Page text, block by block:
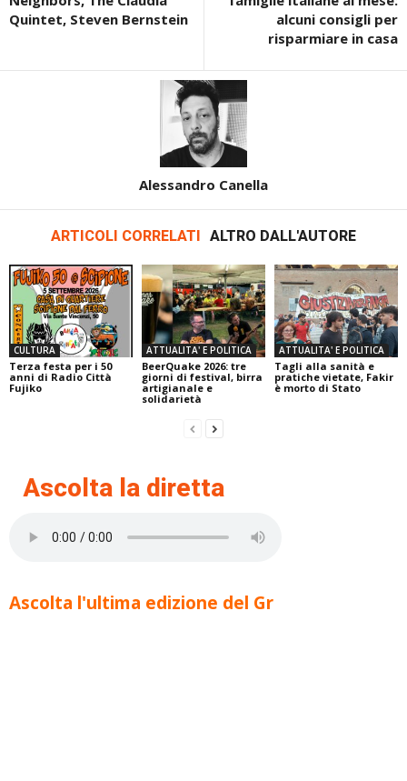
Quintet, Steven Bernstein
alcuni consigli per
risparmiare in casa
Alessandro Canella
ARTICOLI CORRELATI ALTRO DALL'AUTORE
CULTURA
Terza festa per i 50
anni di Radio Città
Fujiko
ATTUALITA' E POLITICA
BeerQuake 2026: tre
giorni di festival, birra
artigianale e
solidarietà
ATTUALITA' E POLITICA
Tagli alla sanità e
pratiche vietate, Fakir
è morto di Stato
Ascolta la diretta
Ascolta l'ultima edizione del Gr